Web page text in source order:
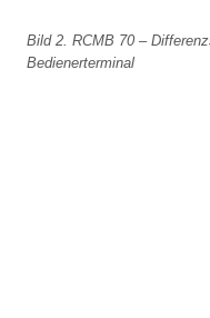
Bild 2. RCMB 70 –
Bedienerterminal